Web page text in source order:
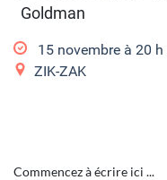
Goldman
15 novembre à 20 h
ZIK-ZAK
Commencez à écrire ici ...